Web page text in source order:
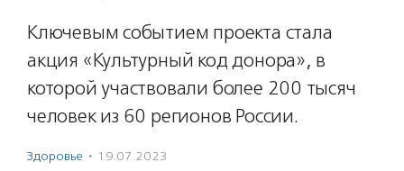
Ключевым событием проекта стала
акция «Культурный код донора», в
которой участвовали более 200 тысяч
человек из 60 регионов России.
Здоровье · 19.07.2023